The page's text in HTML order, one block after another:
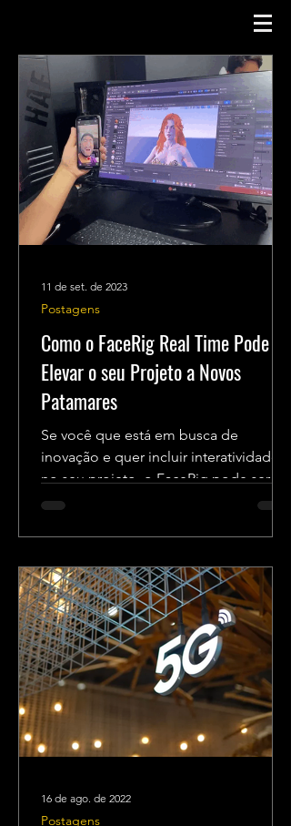
Como o FaceRig Real Time Pode
Elevar o seu Projeto a Novos
Patamares
Se você que está em busca de
inovação e quer incluir interatividade
no seu projeto, o FaceRig pode ser a
solução perfeita! Abaixo, vamos...
Postagens
11 de set. de 2023
Postagens
16 de ago. de 2022